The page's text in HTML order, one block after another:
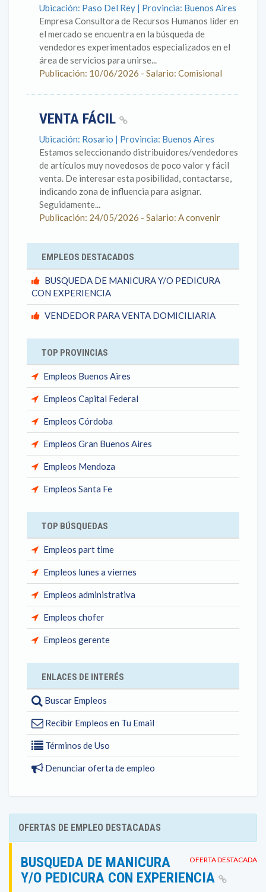
Ubicación: Paso Del Rey | Provincia: Buenos Aires
Empresa Consultora de Recursos Humanos líder en
el mercado se encuentra en la búsqueda de
vendedores experimentados especializados en el
área de servicios para unirse...
Publicación: 10/06/2026 - Salario: Comisional
VENTA FÁCIL
Ubicación: Rosario | Provincia: Buenos Aires
Estamos seleccionando distribuidores/vendedores
de artículos muy novedosos de poco valor y fácil
venta. De interesar esta posibilidad, contactarse,
indicando zona de influencia para asignar.
Seguidamente...
Publicación: 24/05/2026 - Salario: A convenir
EMPLEOS DESTACADOS
BUSQUEDA DE MANICURA Y/O PEDICURA
CON EXPERIENCIA
VENDEDOR PARA VENTA DOMICILIARIA
TOP PROVINCIAS
Empleos Buenos Aires
Empleos Capital Federal
Empleos Córdoba
Empleos Gran Buenos Aires
Empleos Mendoza
Empleos Santa Fe
TOP BÚSQUEDAS
Empleos part time
Empleos lunes a viernes
Empleos administrativa
Empleos chofer
Empleos gerente
ENLACES DE INTERÉS
Buscar Empleos
Recibir Empleos en Tu Email
Términos de Uso
Denunciar oferta de empleo
OFERTAS DE EMPLEO DESTACADAS
OFERTA DESTACADA
BUSQUEDA DE MANICURA
Y/O PEDICURA CON EXPERIENCIA